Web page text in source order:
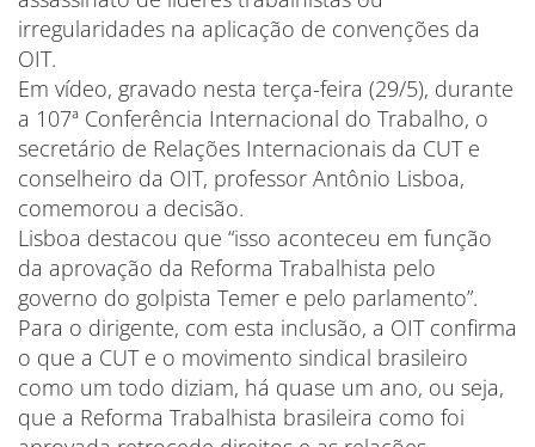
irregularidades na aplicação de convenções da
OIT.
Em vídeo, gravado nesta terça-feira (29/5), durante
a 107ª Conferência Internacional do Trabalho, o
secretário de Relações Internacionais da CUT e
conselheiro da OIT, professor Antônio Lisboa,
comemorou a decisão.
Lisboa destacou que “isso aconteceu em função
da aprovação da Reforma Trabalhista pelo
governo do golpista Temer e pelo parlamento”.
Para o dirigente, com esta inclusão, a OIT confirma
o que a CUT e o movimento sindical brasileiro
como um todo diziam, há quase um ano, ou seja,
que a Reforma Trabalhista brasileira como foi